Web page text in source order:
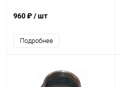
960 ₽/ шт
Подробнее